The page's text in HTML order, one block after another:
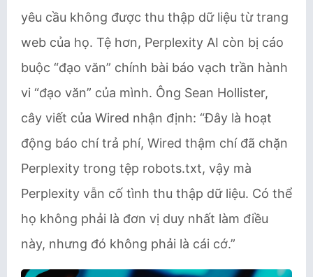
yêu cầu không được thu thập dữ liệu từ trang
web của họ. Tệ hơn, Perplexity AI còn bị cáo
buộc “đạo văn” chính bài báo vạch trần hành
vi “đạo văn” của mình. Ông Sean Hollister,
cây viết của Wired nhận định: “Đây là hoạt
động báo chí trả phí, Wired thậm chí đã chặn
Perplexity trong tệp robots.txt, vậy mà
Perplexity vẫn cố tình thu thập dữ liệu. Có thể
họ không phải là đơn vị duy nhất làm điều
này, nhưng đó không phải là cái cớ.”